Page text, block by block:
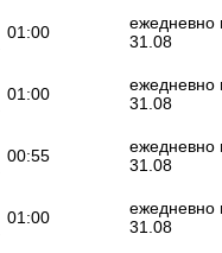
01:00
ежедневно
31.08
01:00
ежедневно
31.08
00:55
ежедневно
31.08
01:00
ежедневно
31.08